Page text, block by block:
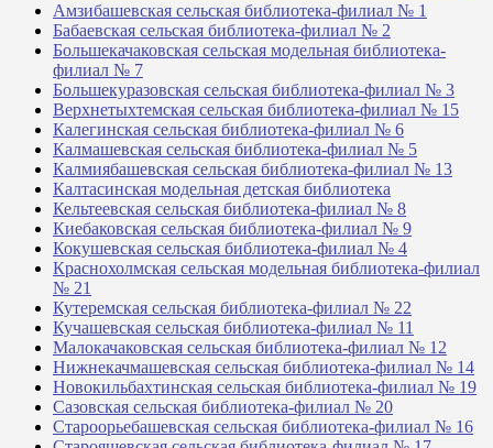
Амзибашевская сельская библиотека-филиал № 1
Бабаевская сельская библиотека-филиал № 2
Большекачаковская сельская модельная библиотека-
филиал № 7
Большекуразовская сельская библиотека-филиал № 3
Верхнетыхтемская сельская библиотека-филиал № 15
Калегинская сельская библиотека-филиал № 6
Калмашевская сельская библиотека-филиал № 5
Калмиябашевская сельская библиотека-филиал № 13
Калтасинская модельная детская библиотека
Кельтеевская сельская библиотека-филиал № 8
Киебаковская сельская библиотека-филиал № 9
Кокушевская сельская библиотека-филиал № 4
Краснохолмская сельская модельная библиотека-филиал
№ 21
Кутеремская сельская библиотека-филиал № 22
Кучашевская сельская библиотека-филиал № 11
Малокачаковская сельская библиотека-филиал № 12
Нижнекачмашевская сельская библиотека-филиал № 14
Новокильбахтинская сельская библиотека-филиал № 19
Сазовская сельская библиотека-филиал № 20
Староорьебашевская сельская библиотека-филиал № 16